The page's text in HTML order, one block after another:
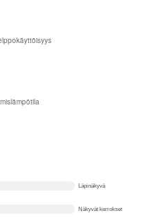
Läpinäkyvä
Näkyvät kerrokset